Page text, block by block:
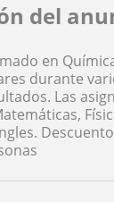
del
en
durante
Las